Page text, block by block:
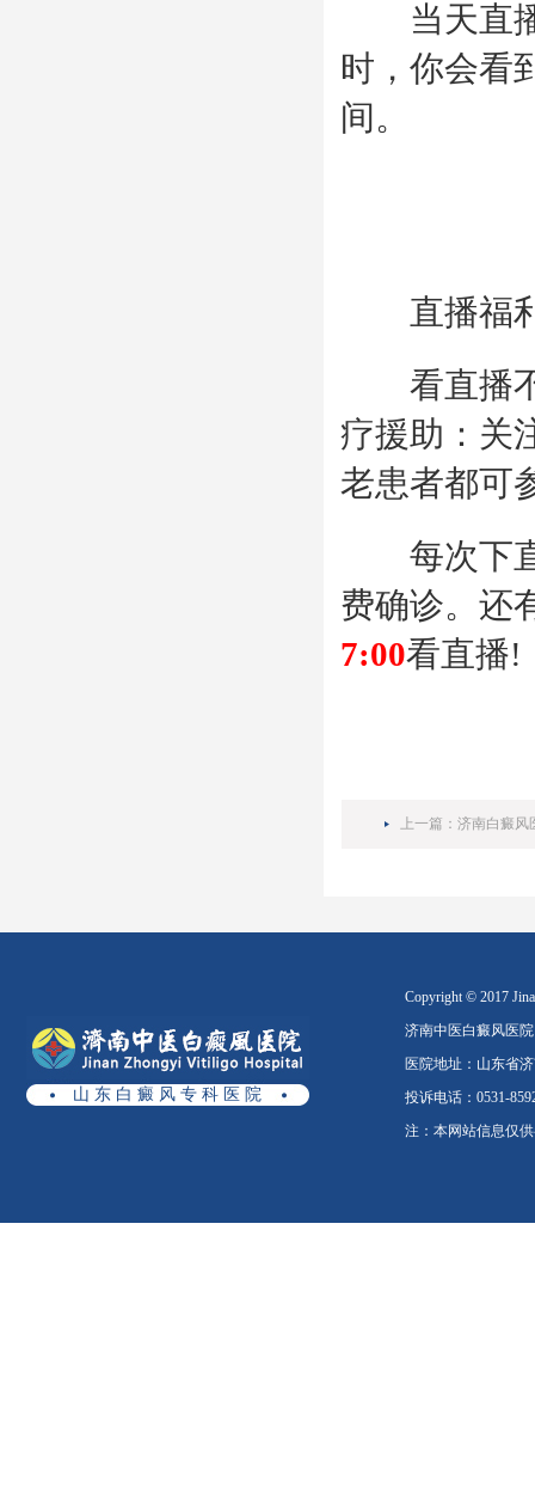
当天直播
时，你会看
间。
直播福
看直播不
疗援助：关
老患者都可
每次下直
费确诊。还
7:00看直播!
上一篇：济南白癜风
山 东 白 癜 风 专 科 医 院
Copyright © 2017
济南中医白癜风医
医院地址：山东省
投诉电话：0531-
注：本网站信息仅